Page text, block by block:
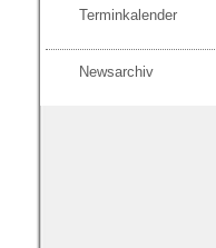
Terminkalender
Newsarchiv